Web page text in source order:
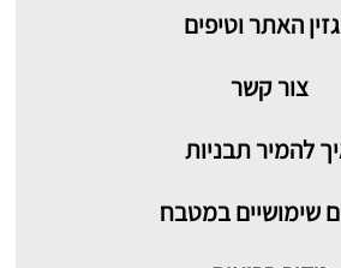
האתר וטיפים
צור קשר
להמיר תבניות
שימושיים במטבח